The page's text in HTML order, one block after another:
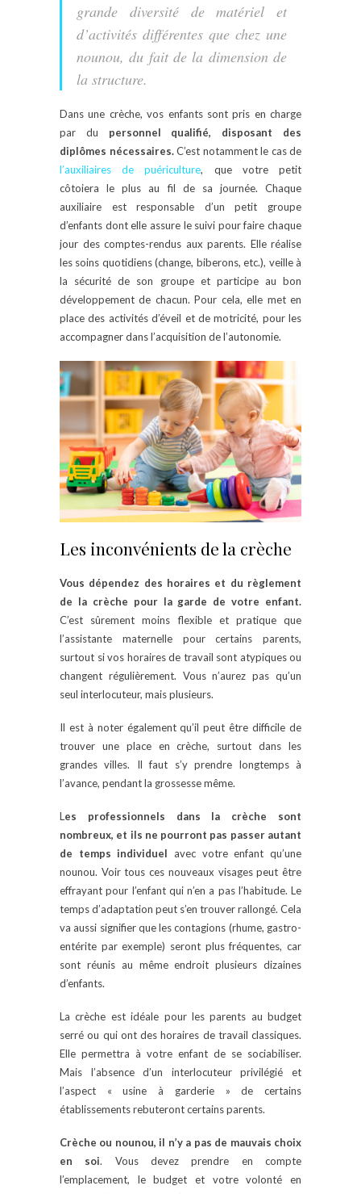
grande diversité de matériel et
d’activités différentes que chez une
nounou, du fait de la dimension de
la structure.
Dans une crèche, vos enfants sont pris en charge
par du personnel qualifié, disposant des
diplômes nécessaires.C’est notamment le cas de
l’auxiliaires de puériculture, que votre petit
côtoiera le plus au fil de sa journée. Chaque
auxiliaire est responsable d’un petit groupe
d’enfants dont elle assure le suivi pour faire chaque
jour des comptes-rendus aux parents. Elle réalise
les soins quotidiens (change, biberons, etc.), veille à
la sécurité de son groupe et participe au bon
développement de chacun. Pour cela, elle met en
place des activités d’éveil et de motricité, pour les
accompagner dans l’acquisition de l’autonomie.
Les inconvénients de la crèche
Vous dépendez des horaires et du règlement
de la crèche pour la garde de votre enfant.
C’est sûrement moins flexible et pratique que
l’assistante maternelle pour certains parents,
surtout si vos horaires de travail sont atypiques ou
changent régulièrement. Vous n’aurez pas qu’un
seul interlocuteur, mais plusieurs.
Il est à noter également qu’il peut être difficile de
trouver une place en crèche, surtout dans les
grandes villes. Il faut s’y prendre longtemps à
l’avance, pendant la grossesse même.
L es professionnels dans la crèche sont
nombreux, et ils ne pourront pas passer autant
de temps individuel avec votre enfant qu’une
nounou. Voir tous ces nouveaux visages peut être
effrayant pour l’enfant qui n’en a pas l’habitude. Le
temps d’adaptation peut s’en trouver rallongé. Cela
va aussi signifier que les contagions (rhume, gastro-
entérite par exemple) seront plus fréquentes, car
sont réunis au même endroit plusieurs dizaines
d’enfants.
La crèche est idéale pour les parents au budget
serré ou qui ont des horaires de travail classiques.
Elle permettra à votre enfant de se sociabiliser.
Mais l’absence d’un interlocuteur privilégié et
l’aspect « usine à garderie » de certains
établissements rebuteront certains parents.
Crèche ou nounou, il n’y a pas de mauvais choix
en soi. Vous devez prendre en compte
l’emplacement, le budget et votre volonté en